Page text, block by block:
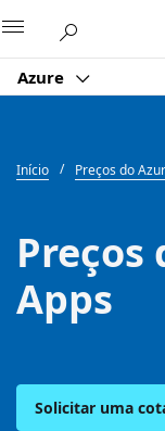
Azure
Início Preços do
Preços
Apps
Solicitar uma